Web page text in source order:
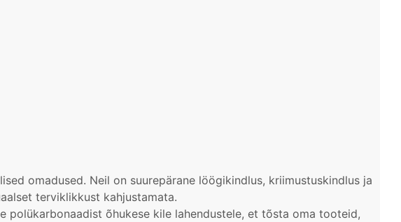
omadused. Neil on suurepärane löögikindlus, kriimustuskindlus ja
terviklikkust kahjustamata.
õhukese kile lahendustele, et tõsta oma tooteid,